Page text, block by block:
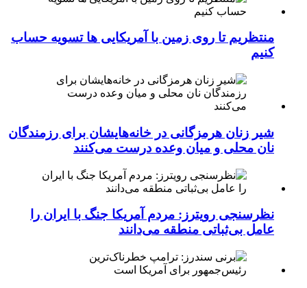
منتظریم تا روی زمین با آمریکایی ها تسویه حساب
کنیم
شیر زنان هرمزگانی در خانه‌هایشان برای رزمندگان
نان محلی و میان وعده درست می‌کنند
نظرسنجی رویترز: مردم آمریکا جنگ با ایران را
عامل بی‌ثباتی منطقه می‌دانند